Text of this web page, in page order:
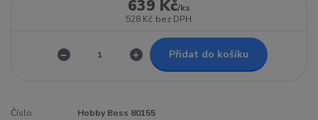
639 Kč/ks
528 Kč bez DPH
Přidat do košíku
Číslo
Hobby Boss 80155